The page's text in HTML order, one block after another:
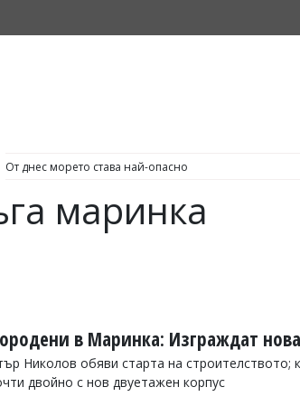
България е №1 в ЕС по пушене на цигари
маринка
в Маринка: Изграждат
Николов обяви старта на строителството;
двойно с нов двуетажен корпус